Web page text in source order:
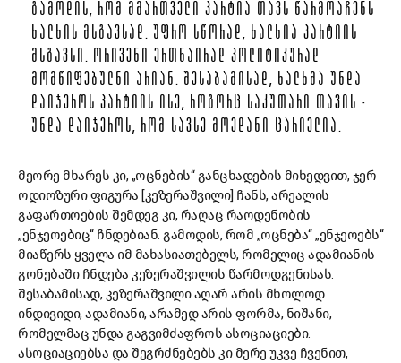
ᲒᲐᲛᲝᲓᲘᲡ, ᲠᲝᲛ ᲛᲛᲐᲠᲗᲕᲔᲚᲘ ᲞᲐᲠᲢᲘᲐ ᲗᲐᲕᲡ ᲬᲐᲠᲛᲝᲐᲩᲔᲜᲡ
ᲮᲐᲚᲮᲘᲡ ᲛᲡᲒᲐᲕᲡᲐᲓ. ᲣᲤᲠᲝ ᲡᲬᲝᲠᲐᲓ, ᲮᲐᲚᲮᲘᲐ ᲞᲐᲠᲢᲘᲘᲡ
ᲛᲡᲒᲐᲕᲡᲘ. ᲝᲠᲘᲕᲔᲜᲘ ᲔᲠᲗᲜᲐᲘᲠᲐᲓ ᲞᲝᲚᲘᲢᲘᲙᲣᲠᲐᲓ
ᲛᲝᲛᲬᲘᲤᲔᲑᲣᲚᲜᲘ ᲐᲠᲘᲐᲜ. ᲨᲔᲡᲐᲑᲐᲛᲘᲡᲐᲓ, ᲮᲐᲚᲮᲛᲐ ᲣᲜᲓᲐ
ᲓᲐᲘᲯᲔᲠᲝᲡ ᲞᲐᲠᲢᲘᲘᲡ ᲘᲡᲔ, ᲠᲝᲒᲝᲠᲪ ᲡᲐᲙᲣᲗᲐᲠᲘ ᲗᲐᲕᲘᲡ -
ᲣᲜᲓᲐ ᲓᲐᲘᲯᲔᲠᲝᲡ, ᲠᲝᲛ ᲡᲐᲕᲡᲔ ᲛᲝᲔᲓᲐᲜᲘ ᲪᲐᲠᲘᲔᲚᲘᲐ.
მეორე მხარეს კი, „ოცნების“ განცხადების მიხედვით, ჯერ
ოდიოზური ფიგურა [კეზერაშვილი] ჩანს, არეალის
გაფართოების შემდეგ კი, რაღაც რაოდენობის
„ენჯეოებიც“ ჩნდებიან. გამოდის, რომ „ოცნება“ „ენჯეოებს“
მიაწერს ყველა იმ მახასიათებელს, რომელიც ადამიანის
გონებაში ჩნდება კეზერაშვილის წარმოდგენისას.
შესაბამისად, კეზერაშვილი აღარ არის მხოლოდ
ინდივიდი, ადამიანი, არამედ არის ფორმა, ნიშანი,
რომელმაც უნდა გაგვიმძაფროს ასოციაციები.
ასოციაციებსა და შეგრძნებებს კი მერე უკვე ჩვენით,